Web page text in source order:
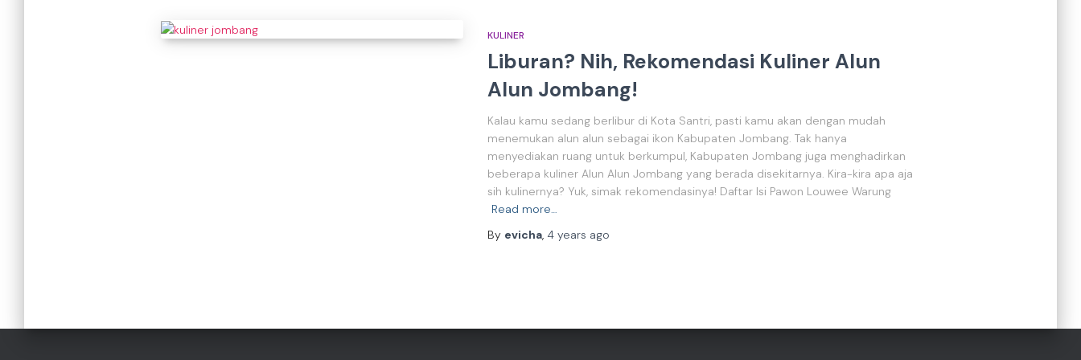
KULINER
Liburan? Nih, Rekomendasi Kuliner Alun
Alun Jombang!
Kalau kamu sedang berlibur di Kota Santri, pasti kamu akan dengan mudah
menemukan alun alun sebagai ikon Kabupaten Jombang. Tak hanya
menyediakan ruang untuk berkumpul, Kabupaten Jombang juga menghadirkan
beberapa kuliner Alun Alun Jombang yang berada disekitarnya. Kira-kira apa aja
sih kulinernya? Yuk, simak rekomendasinya! Daftar Isi Pawon Louwee Warung
Read more…
By evicha, 4 years ago